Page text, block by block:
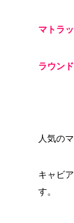
マトラ
ラウン
人気の
キャビ
す。